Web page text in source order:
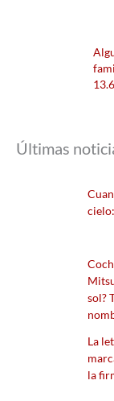
Últimas
sol?
La
la